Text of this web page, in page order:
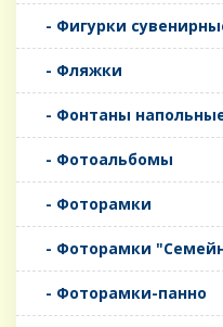
- Фигурки
- Фляжки
- Фонтаны
- Фотоальбомы
- Фоторамки
- Фоторамки
- Фоторамки-панно